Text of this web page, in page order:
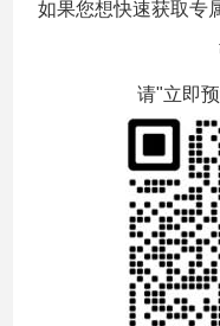
如果您想快速获取专
请"立即